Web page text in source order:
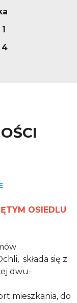
4
OSIEDLU
składa się z
dwu-
mieszkania, do